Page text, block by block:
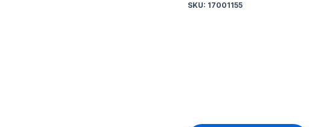
SKU: 17001155